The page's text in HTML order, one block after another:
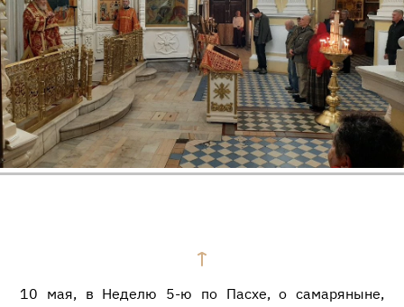
10 мая, в Неделю 5-ю по Пасхе, о самаряныне,